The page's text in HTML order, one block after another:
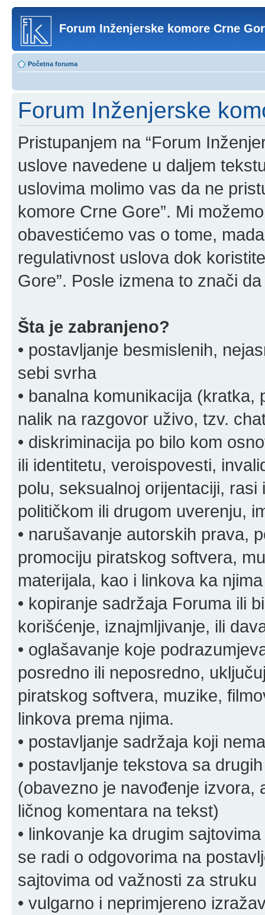
Forum Inženjerske komore Crne
Početna foruma
Forum Inženjerske
Pristupanjem na “Forum
uslove navedene u daljem
uslovima molimo vas da ne
komore Crne Gore”. Mi
obavestićemo vas o tome,
regulativnost uslova dok
Gore”. Posle izmena to znači
Šta je zabranjeno?
• postavljanje besmislenih,
sebi svrha
• banalna komunikacija
nalik na razgovor uživo, tzv.
• diskriminacija po bilo kom
ili identitetu, veroispovesti,
polu, seksualnoj orijentaciji,
političkom ili drugom uverenju,
• narušavanje autorskih prava,
promociju piratskog softvera,
materijala, kao i linkova ka njima
• kopiranje sadržaja Foruma ili
korišćenje, iznajmljivanje, ili
• oglašavanje koje
posredno ili neposredno,
piratskog softvera, muzike,
linkova prema njima.
• postavljanje sadržaja koji
• postavljanje tekstova sa
(obavezno je navođenje izvora,
ličnog komentara na tekst)
• linkovanje ka drugim
se radi o odgovorima na
sajtovima od važnosti za struku
• vulgarno i neprimjereno